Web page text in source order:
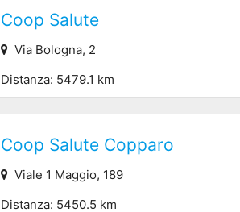
Coop Salute
Via Bologna, 2
Distanza: 5479.1 km
Coop Salute Copparo
Viale 1 Maggio, 189
Distanza: 5450.5 km